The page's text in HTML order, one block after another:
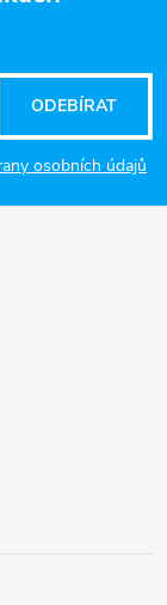
osobních údajů
ODEBÍRAT